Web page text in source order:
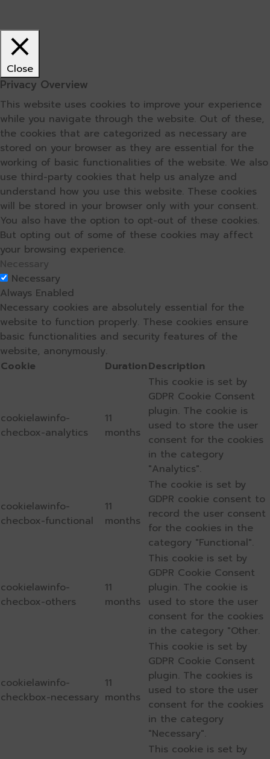
Close
Privacy Overview
This website uses cookies to improve your experience
while you navigate through the website. Out of these,
the cookies that are categorized as necessary are
stored on your browser as they are essential for the
working of basic functionalities of the website. We also
use third-party cookies that help us analyze and
understand how you use this website. These cookies
will be stored in your browser only with your consent.
You also have the option to opt-out of these cookies.
But opting out of some of these cookies may affect
your browsing experience.
Necessary
Necessary
Always Enabled
Necessary cookies are absolutely essential for the
website to function properly. These cookies ensure
basic functionalities and security features of the
website, anonymously.
Cookie
DurationDescription
cookielawinfo-
checbox-analytics
11
months
This cookie is set by
GDPR Cookie Consent
plugin. The cookie is
used to store the user
consent for the cookies
in the category
"Analytics".
cookielawinfo-
checbox-functional
11
months
The cookie is set by
GDPR cookie consent to
record the user consent
for the cookies in the
category "Functional".
cookielawinfo-
checbox-others
11
months
This cookie is set by
GDPR Cookie Consent
plugin. The cookie is
used to store the user
consent for the cookies
in the category "Other.
cookielawinfo-
checkbox-necessary
11
months
This cookie is set by
GDPR Cookie Consent
plugin. The cookies is
used to store the user
consent for the cookies
in the category
"Necessary".
This cookie is set by